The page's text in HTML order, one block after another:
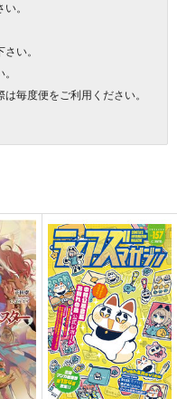
。
い。
毎度便をご利用ください。